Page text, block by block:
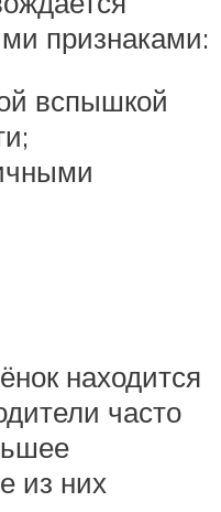
признаками:
вспышкой
находится
часто
из них